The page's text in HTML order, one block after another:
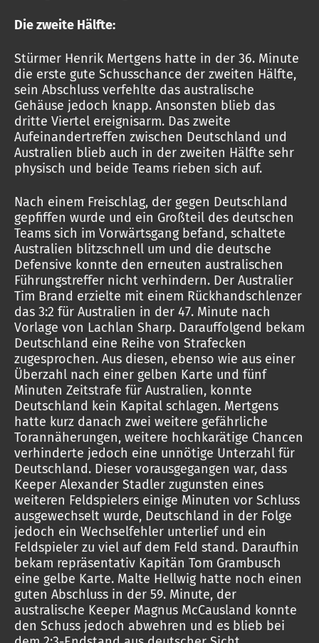
Die zweite Hälfte:
Stürmer Henrik Mertgens hatte in der 36. Minute
die erste gute Schusschance der zweiten Hälfte,
sein Abschluss verfehlte das australische
Gehäuse jedoch knapp. Ansonsten blieb das
dritte Viertel ereignisarm. Das zweite
Aufeinandertreffen zwischen Deutschland und
Australien blieb auch in der zweiten Hälfte sehr
physisch und beide Teams rieben sich auf.
Nach einem Freischlag, der gegen Deutschland
gepfiffen wurde und ein Großteil des deutschen
Teams sich im Vorwärtsgang befand, schaltete
Australien blitzschnell um und die deutsche
Defensive konnte den erneuten australischen
Führungstreffer nicht verhindern. Der Australier
Tim Brand erzielte mit einem Rückhandschlenzer
das 3:2 für Australien in der 47. Minute nach
Vorlage von Lachlan Sharp. Darauffolgend bekam
Deutschland eine Reihe von Strafecken
zugesprochen. Aus diesen, ebenso wie aus einer
Überzahl nach einer gelben Karte und fünf
Minuten Zeitstrafe für Australien, konnte
Deutschland kein Kapital schlagen. Mertgens
hatte kurz danach zwei weitere gefährliche
Torannäherungen, weitere hochkarätige Chancen
verhinderte jedoch eine unnötige Unterzahl für
Deutschland. Dieser vorausgegangen war, dass
Keeper Alexander Stadler zugunsten eines
weiteren Feldspielers einige Minuten vor Schluss
ausgewechselt wurde, Deutschland in der Folge
jedoch ein Wechselfehler unterlief und ein
Feldspieler zu viel auf dem Feld stand. Daraufhin
bekam repräsentativ Kapitän Tom Grambusch
eine gelbe Karte. Malte Hellwig hatte noch einen
guten Abschluss in der 59. Minute, der
australische Keeper Magnus McCausland konnte
den Schuss jedoch abwehren und es blieb bei